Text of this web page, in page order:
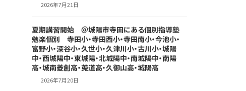
2026年7月21日
夏期講習開始 ＠城陽市寺田にある個別指導塾
勉楽個別 寺田小・寺田西小・寺田南小・今池小・
富野小・深谷小・久世小・久津川小・古川小・城陽
中・西城陽中・東城陽・北城陽中・南城陽中・南陽
高・城南菱創高・莵道高・久御山高・城陽高
2026年7月20日